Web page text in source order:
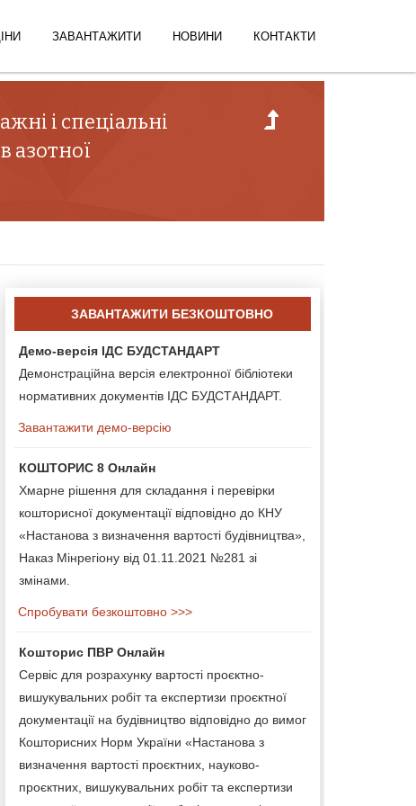
ЗАВАНТАЖИТИ НОВИНИ КОНТАКТИ
і спеціальні
азотної
ЗАВАНТАЖИТИ БЕЗКОШТОВНО
Демо-версія ІДС БУДСТАНДАРТ
Демонстраційна версія електронної бібліотеки
нормативних документів ІДС БУДСТАНДАРТ.
Завантажити демо-версію
КОШТОРИС 8 Онлайн
Хмарне рішення для складання і перевірки
кошторисної документації відповідно до КНУ
«Настанова з визначення вартості будівництва»,
Наказ Мінрегіону від 01.11.2021 №281 зі
змінами.
Спробувати безкоштовно >>>
Кошторис ПВР Онлайн
Сервіс для розрахунку вартості проєктно-
вишукувальних робіт та експертизи проєктної
документації на будівництво відповідно до вимог
Кошторисних Норм України «Настанова з
визначення вартості проєктних, науково-
проєктних, вишукувальних робіт та експертизи